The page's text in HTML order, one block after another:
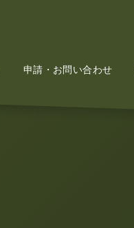
申請・お問い合わせ
Contact